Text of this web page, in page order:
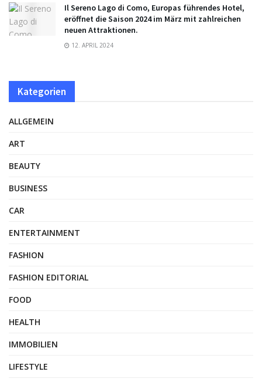
Il Sereno Lago di Como, Europas führendes Hotel,
eröffnet die Saison 2024 im März mit zahlreichen
neuen Attraktionen.
12. APRIL 2024
Kategorien
ALLGEMEIN
ART
BEAUTY
BUSINESS
CAR
ENTERTAINMENT
FASHION
FASHION EDITORIAL
FOOD
HEALTH
IMMOBILIEN
LIFESTYLE